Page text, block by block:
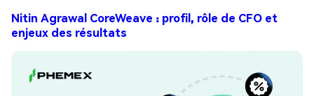
Nitin Agrawal CoreWeave : profil, rôle de CFO et
enjeux des résultats